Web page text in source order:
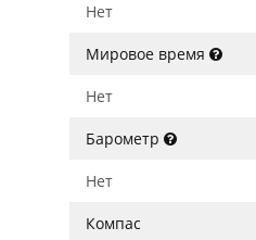
Нет
Мировое время
Нет
Барометр
Нет
Компас